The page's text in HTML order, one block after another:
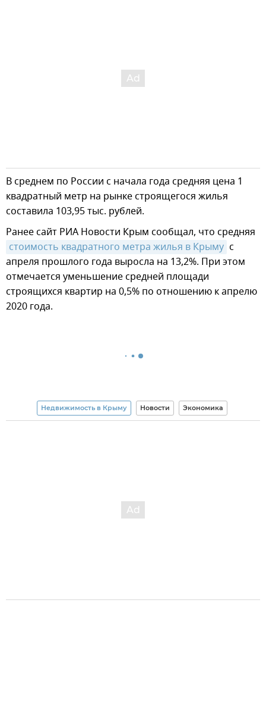
В среднем по России с начала года средняя цена 1
квадратный метр на рынке строящегося жилья
составила 103,95 тыс. рублей.
Ранее сайт РИА Новости Крым сообщал, что средняя
стоимость квадратного метра жилья в Крыму с
апреля прошлого года выросла на 13,2%. При этом
отмечается уменьшение средней площади
строящихся квартир на 0,5% по отношению к апрелю
2020 года.
Недвижимость в Крыму Новости Экономика